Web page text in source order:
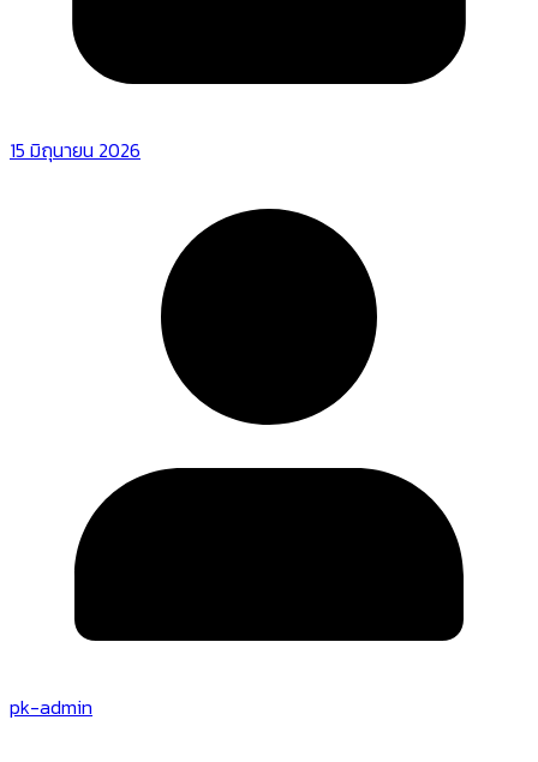
15 มิถุนายน 2026
pk-admin